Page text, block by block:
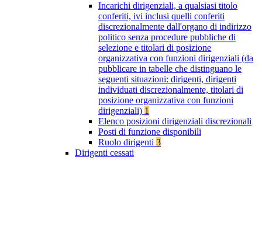
Incarichi dirigenziali, a qualsiasi titolo
conferiti, ivi inclusi quelli conferiti
discrezionalmente dall'organo di indirizzo
politico senza procedure pubbliche di
selezione e titolari di posizione
organizzativa con funzioni dirigenziali (da
pubblicare in tabelle che distinguano le
seguenti situazioni: dirigenti, dirigenti
individuati discrezionalmente, titolari di
posizione organizzativa con funzioni
dirigenziali) 1
Elenco posizioni dirigenziali discrezionali
Posti di funzione disponibili
Ruolo dirigenti 3
Dirigenti cessati